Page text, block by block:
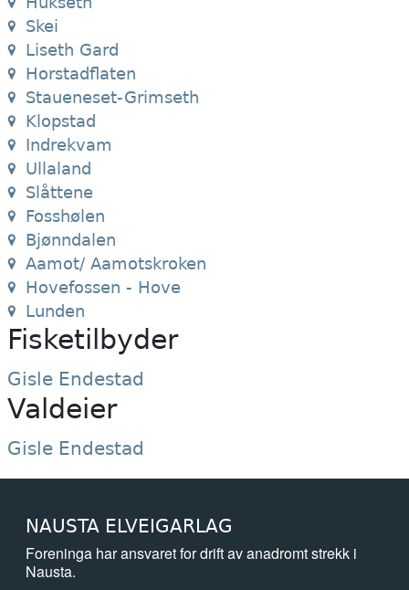
Skei
Liseth Gard
Horstadflaten
Staueneset-Grimseth
Klopstad
Indrekvam
Ullaland
Slåttene
Fosshølen
Bjønndalen
Aamot/ Aamotskroken
Hovefossen - Hove
Lunden
Fisketilbyder
Gisle Endestad
Valdeier
Gisle Endestad
NAUSTA ELVEIGARLAG
Foreninga har ansvaret for drift av anadromt strekk i
Nausta.